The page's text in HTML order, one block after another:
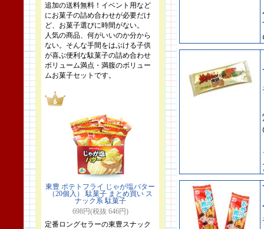
追加の送料無料！イベント用など
にお菓子の詰め合わせが必要だけ
ど、お菓子選びに時間がない。
人気の商品、何がいいのか分から
ない。そんな手間をはぶける子供
が喜ぶ便利な駄菓子の詰め合わせ
ボリューム満点・満腹のボリュー
ムお菓子セットです。
東豊 ポテトフライ じゃが塩バター
（20個入） 駄菓子 まとめ買い ス
ナック系 駄菓子
698円(税抜 646円)
定番ロングセラーの東豊スナック